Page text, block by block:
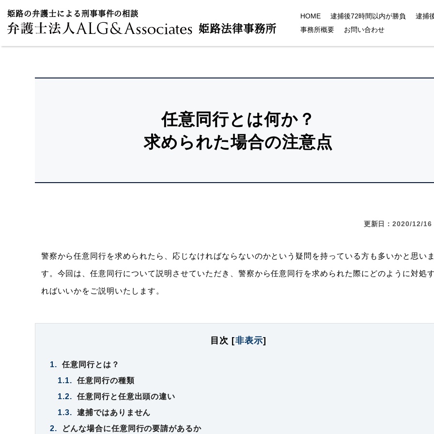
姫路の弁護士による刑事事件の相談
姫路法律事務所
HOME 逮捕後72時間以内が勝負
逮捕
事務所概要
お問い合わせ
任意同行とは何か？
求められた場合の注意点
更新日：2020/12/16
警察から任意同行を求められたら、応じなければならないのかという疑問を持っている方も多いかと思い
す。今回は、任意同行について説明させていただき、警察から任意同行を求められた際にどのように対処
ればいいかをご説明いたします。
目次 [非表示]
1.
任意同行とは？
1.1.
任意同行の種類
1.2.
任意同行と任意出頭の違い
1.3.
逮捕ではありません
2.
どんな場合に任意同行の要請があるか